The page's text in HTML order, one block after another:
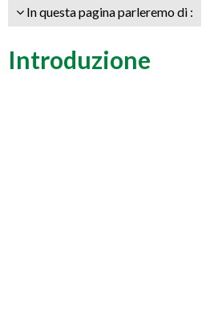
In questa pagina parleremo di :
Introduzione